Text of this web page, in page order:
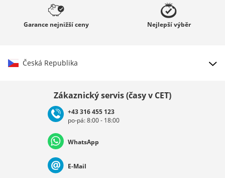
Garance nejnižší ceny Nejlepšívýběr
Česká Republika
Deutschland Österreich
Zákaznický servis (časy v CET)
+43 316 455 123
po-pá: 8:00 - 18:00
WhatsApp
E-Mail